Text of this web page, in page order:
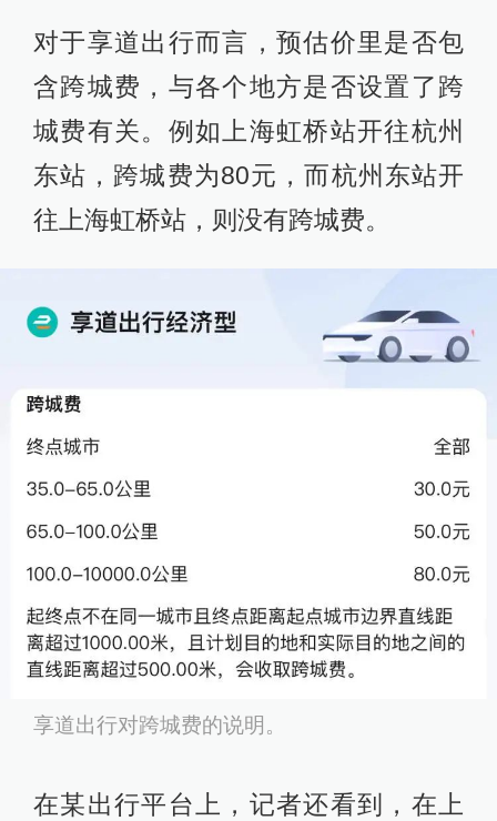
对于享道出行而言，预估价里是否包
含跨城费，与各个地方是否设置了跨
城费有关。例如上海虹桥站开往杭州
东站，跨城费为80元，而杭州东站开
往上海虹桥站，则没有跨城费。
享道出行对跨城费的说明。
在某出行平台上，记者还看到，在上